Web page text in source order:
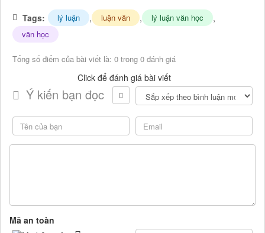
Tags: lý luận , luận văn , lý luận văn học ,
văn học
Tổng số điểm của bài viết là: 0 trong 0 đánh giá
Click để đánh giá bài viết
Ý kiến bạn đọc
Mã an toàn